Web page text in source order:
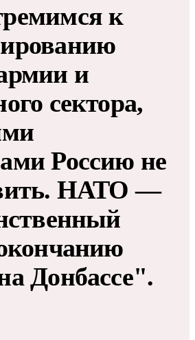
к
и
сектора,
Россию не
НАТО —
Донбассе".